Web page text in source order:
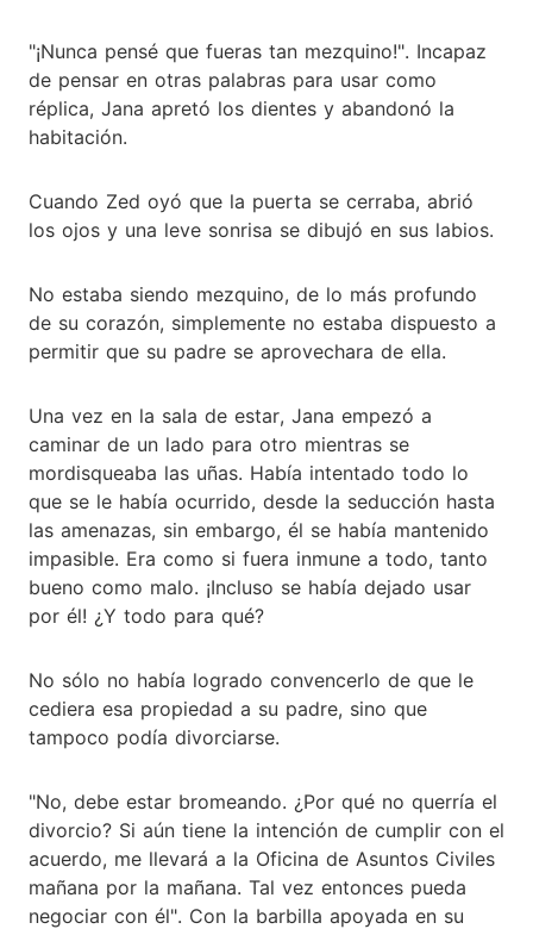
"¡Nunca pensé que fueras tan mezquino!". Incapaz
de pensar en otras palabras para usar como
réplica, Jana apretó los dientes y abandonó la
habitación.
Cuando Zed oyó que la puerta se cerraba, abrió
los ojos y una leve sonrisa se dibujó en sus labios.
No estaba siendo mezquino, de lo más profundo
de su corazón, simplemente no estaba dispuesto a
permitir que su padre se aprovechara de ella.
Una vez en la sala de estar, Jana empezó a
caminar de un lado para otro mientras se
mordisqueaba las uñas. Había intentado todo lo
que se le había ocurrido, desde la seducción hasta
las amenazas, sin embargo, él se había mantenido
impasible. Era como si fuera inmune a todo, tanto
bueno como malo. ¡Incluso se había dejado usar
por él! ¿Y todo para qué?
No sólo no había logrado convencerlo de que le
cediera esa propiedad a su padre, sino que
tampoco podía divorciarse.
"No, debe estar bromeando. ¿Por qué no querría el
divorcio? Si aún tiene la intención de cumplir con el
acuerdo, me llevará a la Oficina de Asuntos Civiles
mañana por la mañana. Tal vez entonces pueda
negociar con él". Con la barbilla apoyada en su